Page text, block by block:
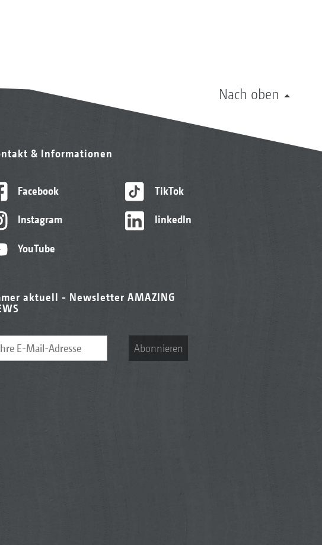
Nach oben
& Informationen
Facebook
Instagram
YouTube
TikTok
linkedIn
aktuell - Newsletter AMAZING
Abonnieren